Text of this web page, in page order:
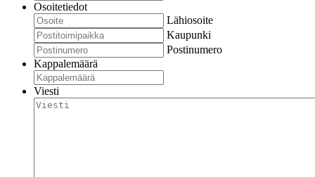
Osoitetiedot
Lähiosoite
Kaupunki
Postinumero
Kappalemäärä
Viesti